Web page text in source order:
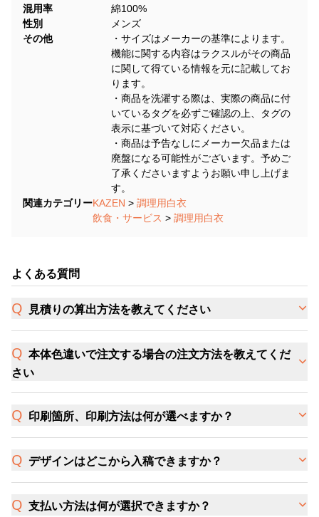
混用率
綿100%
性別
メンズ
その他
・サイズはメーカーの基準によります。
機能に関する内容はラクスルがその商品
に関して得ている情報を元に記載してお
ります。
・商品を洗濯する際は、実際の商品に付
いているタグを必ずご確認の上、タグの
表示に基づいて対応ください。
・商品は予告なしにメーカー欠品または
廃盤になる可能性がございます。予めご
了承くださいますようお願い申し上げま
す。
関連カテゴリーKAZEN > 調理用白衣
飲食・サービス > 調理用白衣
よくある質問
見積りの算出方法を教えてください
本体色違いで注文する場合の注文方法を教えてくだ
さい
印刷箇所、印刷方法は何が選べますか？
デザインはどこから入稿できますか？
支払い方法は何が選択できますか？